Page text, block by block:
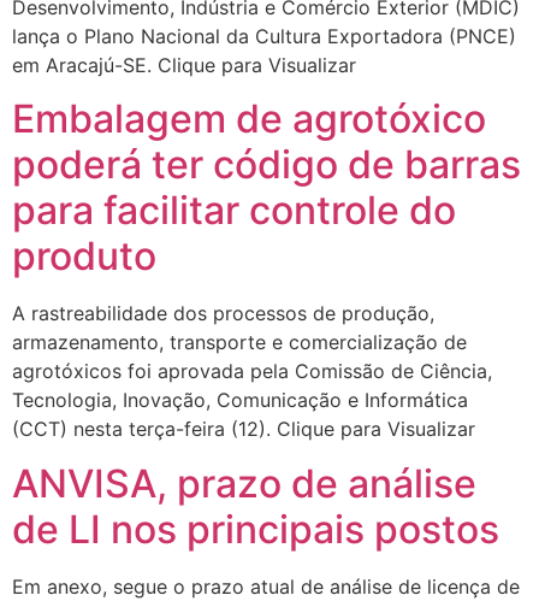
Desenvolvimento, Indústria e Comércio Exterior (MDIC)
lança o Plano Nacional da Cultura Exportadora (PNCE)
em Aracajú-SE. Clique para Visualizar
Embalagem de agrotóxico
poderá ter código de barras
para facilitar controle do
produto
A rastreabilidade dos processos de produção,
armazenamento, transporte e comercialização de
agrotóxicos foi aprovada pela Comissão de Ciência,
Tecnologia, Inovação, Comunicação e Informática
(CCT) nesta terça-feira (12). Clique para Visualizar
ANVISA, prazo de análise
de LI nos principais postos
Em anexo, segue o prazo atual de análise de licença de